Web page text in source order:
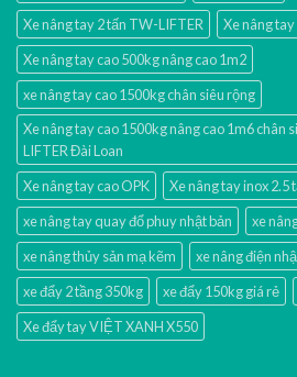
Xe nâng tay 2 tấn TW-LIFTER
Xe nâng
Xe nâng tay cao 500kg nâng cao 1m2
xe nâng tay cao 1500kg chân siêu rộng
Xe nâng tay cao 1500kg nâng cao 1m6 chân
LIFTER Đài Loan
Xe nâng tay cao OPK
Xe nâng tay inox 2.5
xe nâng tay quay đổ phuy nhật bản
xe
xe nâng thủy sản mạ kẽm
xe nâng điện
xe đẩy 2 tầng 350kg
xe đẩy 150kg giá rẻ
Xe đẩy tay VIỆT XANH X550